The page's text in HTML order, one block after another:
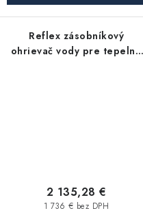
Reflex zásobníkový
ohrievač vody pre tepelné
1 736 € bez DPH
2 135,28 €